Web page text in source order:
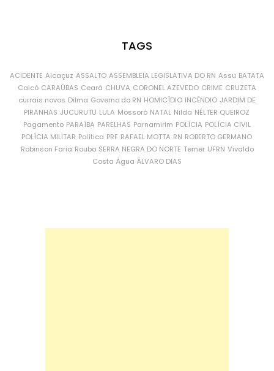
TAGS
ACIDENTE Alcaçuz ASSALTO ASSEMBLEIA LEGISLATIVA DO RN Assu BATATA
Caicó CARAÚBAS Ceará CHUVA CORONEL AZEVEDO CRIME CRUZETA
currais novos Dilma Governo do RN HOMICÍDIO INCÊNDIO JARDIM DE
PIRANHAS JUCURUTU LULA Mossoró NATAL Nilda NÉLTER QUEIROZ
Pagamento PARAÍBA PARELHAS Parnamirim POLÍCIA POLÍCIA CIVIL
POLÍCIA MILITAR Política PRF RAFAEL MOTTA RN ROBERTO GERMANO
Robinson Faria Roubo SERRA NEGRA DO NORTE Temer UFRN Vivaldo
Costa Água ÁLVARO DIAS